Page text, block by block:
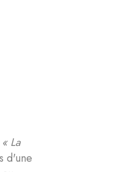
« La
d'une